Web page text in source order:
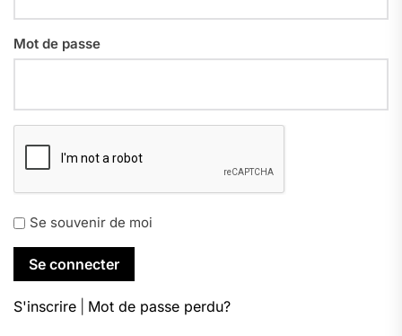
Mot de passe
Se souvenir de moi
S'inscrire Mot de passe perdu?